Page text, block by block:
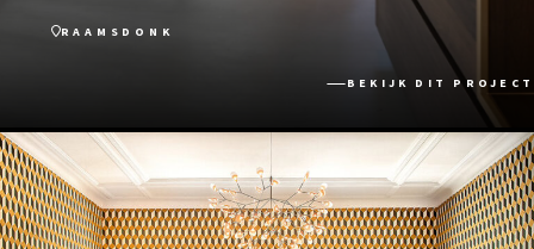
RAAMSDONK
BEKIJK DIT PROJECT